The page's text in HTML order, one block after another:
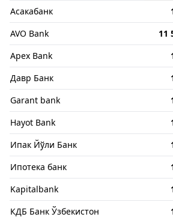
Асакабанк
AVO Bank
11
Apex Bank
Давр Банк
Garant bank
Hayot Bank
Ипак Йўли Банк
Ипотека банк
Kapitalbank
КДБ Банк Ўзбекистон